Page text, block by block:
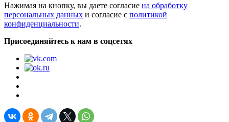
Нажимая на кнопку, вы даете согласие на обработку
персональных данных и согласие с политикой
конфиденциальности.
Присоединяйтесь к нам в соцсетях